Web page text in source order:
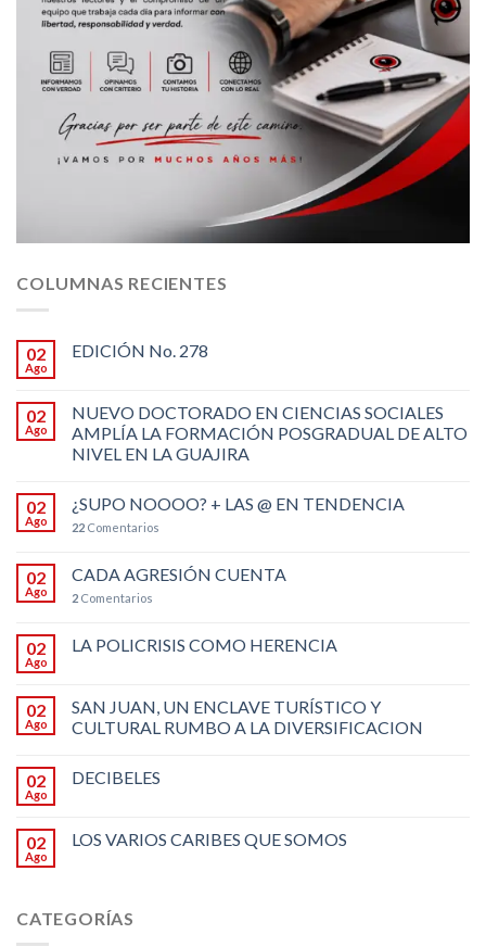
COLUMNAS RECIENTES
02
Ago
EDICIÓN No. 278
02
Ago
NUEVO DOCTORADO EN CIENCIAS SOCIALES
AMPLÍA LA FORMACIÓN POSGRADUAL DE ALTO
NIVEL EN LA GUAJIRA
02
Ago
¿SUPO NOOOO? + LAS @ EN TENDENCIA
22 Comentarios
02
Ago
CADA AGRESIÓN CUENTA
2 Comentarios
02
Ago
LA POLICRISIS COMO HERENCIA
02
Ago
SAN JUAN, UN ENCLAVE TURÍSTICO Y
CULTURAL RUMBO A LA DIVERSIFICACION
02
Ago
DECIBELES
02
Ago
LOS VARIOS CARIBES QUE SOMOS
CATEGORÍAS